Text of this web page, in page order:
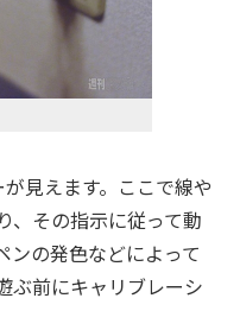
見えます。ここで線や
、その指示に従って動
ンの発色などによって
ぶ前にキャリブレーシ